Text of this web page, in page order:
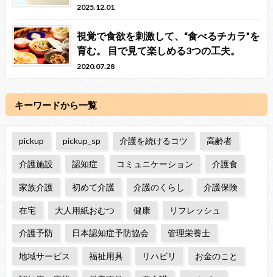
2025.12.01
視覚で食欲を刺激して、“食べるチカラ”を
育む。 目で見て楽しめる3つの工夫。
2020.07.28
キーワードから一覧
pickup pickup_sp 介護を続けるコツ 高齢者
介護施設 認知症 コミュニケーション 介護食
家族介護 初めて介護 介護のくらし 介護保険
在宅 大人用紙おむつ 健康 リフレッシュ
介護予防 日本認知症予防協会 管理栄養士
地域サービス 福祉用具 リハビリ お金のこと